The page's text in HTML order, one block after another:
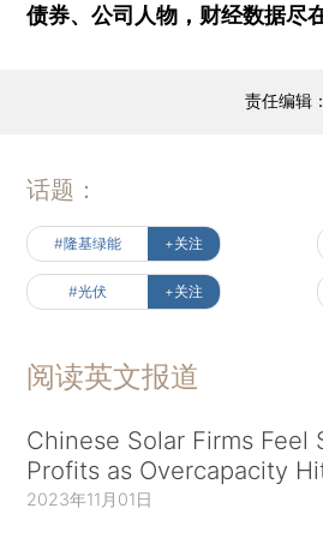
债券、公司人物，财经数据尽
责任编辑
话题：
#隆基绿能 +关注
#光伏 +关注
阅读英文报道
Chinese Solar Firms Feel
Profits as Overcapacity
2023年11月01日